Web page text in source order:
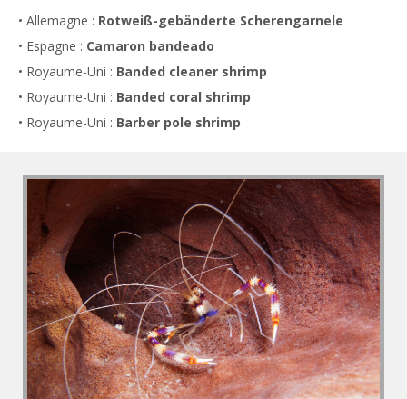
• Allemagne : Rotweiß-gebänderte Scherengarnele
• Espagne : Camaron bandeado
• Royaume-Uni : Banded cleaner shrimp
• Royaume-Uni : Banded coral shrimp
• Royaume-Uni : Barber pole shrimp